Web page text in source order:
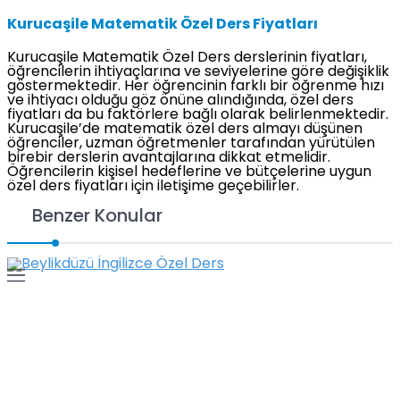
Kurucaşile Matematik Özel Ders Fiyatları
Kurucaşile Matematik Özel Ders derslerinin fiyatları,
öğrencilerin ihtiyaçlarına ve seviyelerine göre değişiklik
göstermektedir. Her öğrencinin farklı bir öğrenme hızı
ve ihtiyacı olduğu göz önüne alındığında, özel ders
fiyatları da bu faktörlere bağlı olarak belirlenmektedir.
Kurucaşile’de matematik özel ders almayı düşünen
öğrenciler, uzman öğretmenler tarafından yürütülen
birebir derslerin avantajlarına dikkat etmelidir.
Öğrencilerin kişisel hedeflerine ve bütçelerine uygun
özel ders fiyatları için iletişime geçebilirler.
Benzer Konular